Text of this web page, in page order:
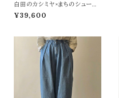
白田のカシミヤ×まちのシューレ9
63オリジナル ラウンドネックプル
オーバー
¥39,600